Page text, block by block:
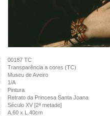
00187 TC
Transparência a cores (TC)
Museu de Aveiro
1/A
Pintura
Retrato da Princesa Santa Joana
Século XV [2ª metade]
A.60 x L.40cm